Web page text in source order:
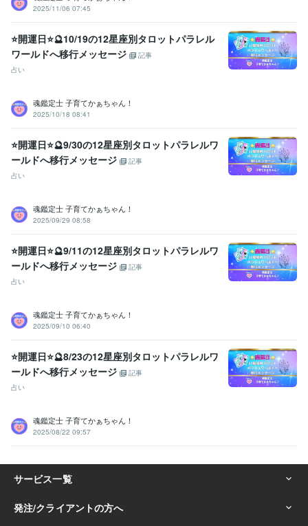
福祉用具専門相談員
得意分野
悩み相談・カウンセリング 【複数占術による解決策】 【親子鑑定】
【魂の気質から読み解く不登校の悩み相談】
【ママへの♡パラレル
シフトメッセージ】
子育ての悩み
占い 【魂の気質から読み解く宝物(才能)鑑定】
ためのお手伝い♡♪】
悩み相談 子育ての悩み 仕事 家族の悩み
2025/11/06 07:45
⭐開運日⭐🔮10/19の12星座別タロットパラレル
ワールドへ移行メッセージ
記事
占い
魂鑑定士 子育てかぁちゃん！
2025/10/18 08:41
⭐開運日⭐🔮9/30の12星座別タロットパラレルワ
ールドへ移行メッセージ
記事
占い
魂鑑定士 子育てかぁちゃん！
2025/09/29 08:58
⭐開運日⭐🔮9/11の12星座別タロットパラレルワ
ールドへ移行メッセージ
記事
占い
魂鑑定士 子育てかぁちゃん！
2025/09/10 06:40
⭐開運日⭐🔮8/23の12星座別タロットパラレルワ
ールドへ移行メッセージ
記事
占い
魂鑑定士 子育てかぁちゃん！
2025/08/22 09:57